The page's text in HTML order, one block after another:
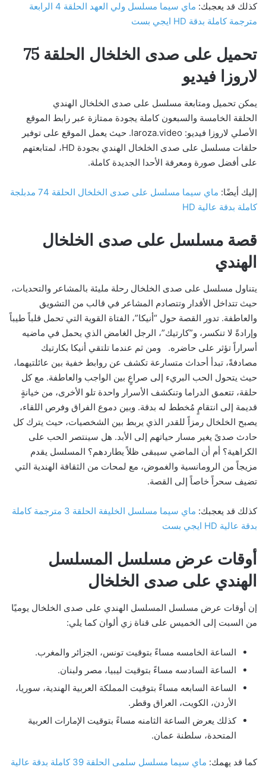
كذلك قد يعجبك:
ماي سيما مسلسل ولي العهد الحلقة 4 الرابعة
مترجمة كاملة بدقة HD ايجي بست
تحميل على صدى الخلخال الحلقة 75
لاروزا فيديو
يمكن تحميل ومتابعة مسلسل على صدى الخلخال الهندي
الحلقة الخامسة والسبعون كاملة يجودة ممتازة عبر رابط الموقع
الأصلي لاروزا فيديو: laroza.video. حيث يعمل الموقع على توفير
حلقات مسلسل على صدى الخلخال الهندي بجودة HD، لمتابعتهم
على أفضل صورة ومعرفة الأحدا الجديدة كاملة.
إليك أيضًا:
ماي سيما مسلسل على صدى الخلخال الحلقة 74 مدبلجة
كاملة بدقة عالية HD
قصة مسلسل على صدى الخلخال
الهندي
يتناول مسلسل على صدى الخلخال رحلة مليئة بالمشاعر والتحديات،
حيث تتداخل الأقدار وتتصادم المشاعر في قالب من التشويق
والعاطفة. تدور القصة حول “أنيكا”، الفتاة القوية التي تحمل قلباً طيباً
وإرادةً لا تنكسر، و”كارتيك”، الرجل الغامض الذي يحمل في ماضيه
أسراراً تؤثر على حاضره. ومن ثم عندما تلتقي أنيكا بكارتيك
مصادفةً، تبدأ أحداث متسارعة تكشف عن روابط خفية بين عائلتيهما،
حيث يتحول الحب البريء إلى صراعٍ بين الواجب والعاطفة. مع كل
حلقة، تتعمق الدراما وتنكشف الأسرار واحدة تلو الأخرى، من خيانةٍ
قديمة إلى انتقامٍ مُخطط له بدقة. وبين دموع الفراق وفرص اللقاء،
يصبح الخلخال رمزاً للقدر الذي يربط بين الشخصيات، حيث يترك كل
حادث صدىً يغير مسار حياتهم إلى الأبد. هل سينتصر الحب على
الكراهية؟ أم أن الماضي سيبقى ظلاً يطاردهم؟ المسلسل يقدم
مزيجاً من الرومانسية والغموض، مع لمحات من الثقافة الهندية التي
تضيف سحراً خاصاً إلى القصة.
كذلك قد يعجبك:
ماي سيما مسلسل الخليفة الحلقة 3 مترجمة كاملة
بدقة عالية HD ايجي بست
أوقات عرض مسلسل المسلسل
الهندي على صدى الخلخال
إن أوقات عرض مسلسل المسلسل الهندي على صدى الخلخال يوميًا
من السبت إلى الخميس على قناة زي ألوان كما يلي:
الساعة الخامسه مساءً بتوقيت تونس، الجزائر والمغرب.
الساعة السادسه مساءً بتوقيت ليبيا، مصر ولبنان.
الساعة السابعه مساءً بتوقيت المملكة العربية الهندية، سوريا،
الأردن، الكويت، العراق وقطر.
كذلك يعرض الساعة الثامنه مساءً بتوقيت الإمارات العربية
المتحدة، سلطنة عمان.
كما قد يهمك:
ماي سيما مسلسل سلمى الحلقة 39 كاملة بدقة عالية